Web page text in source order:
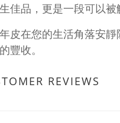
佳品，更是一段可以被
皮在您的生活角落安
豐收。
REVIEWS